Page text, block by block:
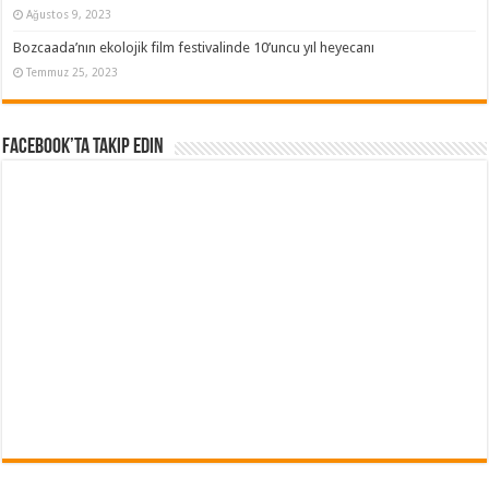
Ağustos 9, 2023
Bozcaada’nın ekolojik film festivalinde 10’uncu yıl heyecanı
Temmuz 25, 2023
Facebook’ta Takip Edin